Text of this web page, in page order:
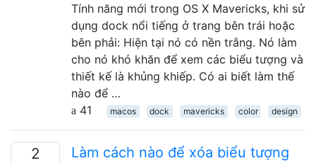
Tính năng mới trong OS X Mavericks, khi sử
dụng dock nổi tiếng ở trang bên trái hoặc
bên phải: Hiện tại nó có nền trắng. Nó làm
cho nó khó khăn để xem các biểu tượng và
thiết kế là khủng khiếp. Có ai biết làm thế
nào để …
41
macos dock mavericks color design
2
Làm cách nào để xóa biểu tượng